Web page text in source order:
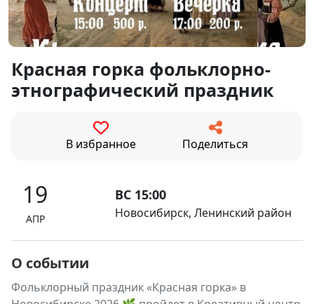
Красная горка фольклорно-
этнографический праздник
В избранное Поделиться
19
АПР
ВС 15:00
Новосибирск, Ленинский район
О событии
Фольклорный праздник «Красная горка» в